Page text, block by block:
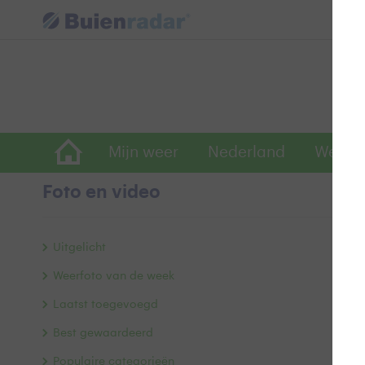
Mijn weer Nederland
Foto en video
Uitgelicht
Weerfoto van de week
Laatst toegevoegd
Best gewaardeerd
Populaire categorieën